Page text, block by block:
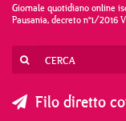
Giornale quotidiano online
Pausania, decreto n°1/2016
Filo diretto